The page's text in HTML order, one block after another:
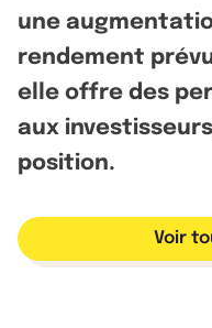
une
rendement prévu
elle offre des
aux
position.
Voir